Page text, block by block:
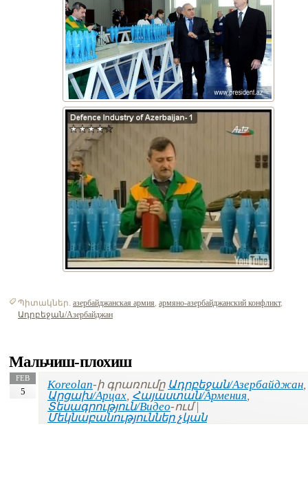
Պիտակներ. азербайджанская армия армяно-азербайджанский конфликт,
Ադրբեջան/Азербайджан
Мальчиш-плохиш
FEB
5
Koreolan-ի գրառումը Ադրբեջան/Азербайджан,
Արցախ/Арцах, Հայաստան/Армения,
Տեսագրություն/Видео-ում |
Մեկնաբանություններ չկան